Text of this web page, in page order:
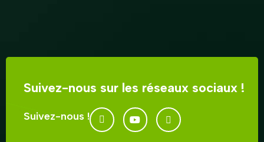
Suivez-nous sur les réseaux sociaux !
Suivez-nous !